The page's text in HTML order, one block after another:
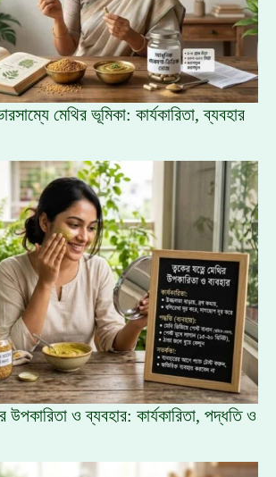
মেথির ভূমিকা: কার্যকারিতা, ব্যবহার
উপকারিতা ও ব্যবহার: কার্যকারিতা, পদ্ধতি ও